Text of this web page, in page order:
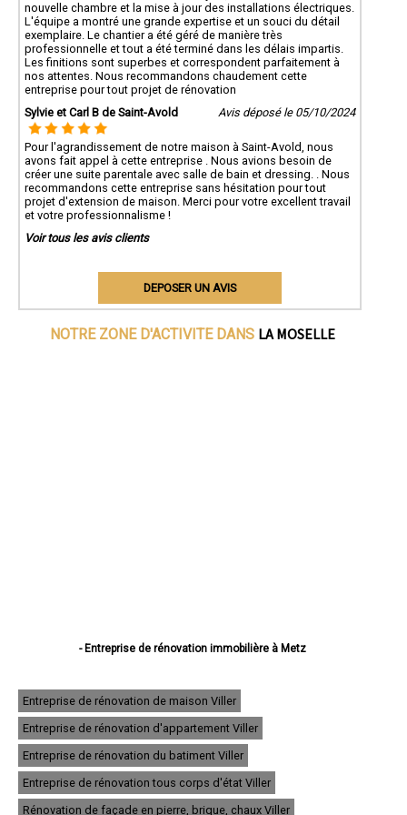
nouvelle chambre et la mise à jour des installations électriques.
L'équipe a montré une grande expertise et un souci du détail
exemplaire. Le chantier a été géré de manière très
professionnelle et tout a été terminé dans les délais impartis.
Les finitions sont superbes et correspondent parfaitement à
nos attentes. Nous recommandons chaudement cette
entreprise pour tout projet de rénovation
Sylvie et Carl B de Saint-Avold
Avis déposé le 05/10/2024
Pour l'agrandissement de notre maison à Saint-Avold, nous
avons fait appel à cette entreprise . Nous avions besoin de
créer une suite parentale avec salle de bain et dressing. . Nous
recommandons cette entreprise sans hésitation pour tout
projet d'extension de maison. Merci pour votre excellent travail
et votre professionnalisme !
Voir tous les avis clients
DEPOSER UN AVIS
NOTRE ZONE D'ACTIVITE DANS LA MOSELLE
- Entreprise de rénovation immobilière à Metz
- Entreprise de rénovation immobilière à Sarreguemines
- Entreprise de rénovation immobilière à Forbach
- Entreprise de rénovation immobilière à Saint-Avold
- Entreprise de rénovation immobilière à Yutz
- Entreprise de rénovation immobilière à Hayange
- Entreprise de rénovation immobilière à Creutzwald
- Entreprise de rénovation immobilière à Freyming-Merlebach
- Entreprise de rénovation immobilière à Sarrebourg
Entreprise de rénovation de maison Viller
Entreprise de rénovation d'appartement Viller
Entreprise de rénovation du batiment Viller
Entreprise de rénovation tous corps d'état Viller
Rénovation de façade en pierre, brique, chaux Viller